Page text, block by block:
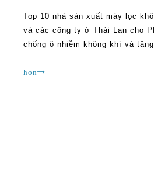
Top 10 nhà sản xuất máy lọc
và các công ty ở Thái Lan cho
chống ô nhiễm không khí và
hộ thiết yếu. Ở Thái Lan, nơi đô
hơn